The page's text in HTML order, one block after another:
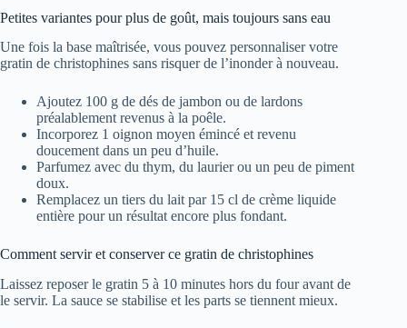
Petites variantes pour plus de goût, mais toujours sans eau
Une fois la base maîtrisée, vous pouvez personnaliser votre
gratin de christophines sans risquer de l’inonder à nouveau.
Ajoutez 100 g de dés de jambon ou de lardons
préalablement revenus à la poêle.
Incorporez 1 oignon moyen émincé et revenu
doucement dans un peu d’huile.
Parfumez avec du thym, du laurier ou un peu de piment
doux.
Remplacez un tiers du lait par 15 cl de crème liquide
entière pour un résultat encore plus fondant.
Comment servir et conserver ce gratin de christophines
Laissez reposer le gratin 5 à 10 minutes hors du four avant de
le servir. La sauce se stabilise et les parts se tiennent mieux.